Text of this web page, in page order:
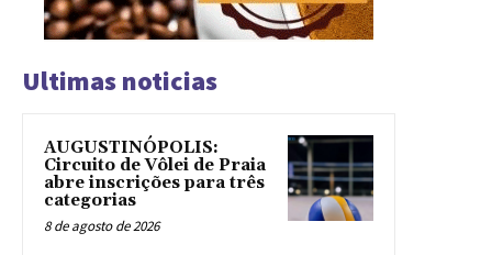
Ultimas noticias
AUGUSTINÓPOLIS:
Circuito de Vôlei de Praia
abre inscrições para três
categorias
8 de agosto de 2026